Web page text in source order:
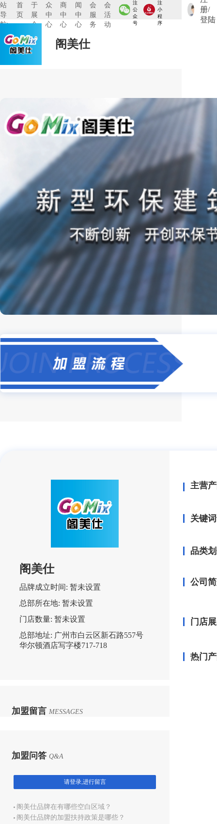
站
导
航:
首
页
于
展
会
众
中
心
商
中
心
闻
中
心
会
服
务
会
活
动
注
公
众
号
注
小
程
序
册/
登陆
阁美仕
阁美仕
品牌成立时间: 暂未设置
总部所在地: 暂未设置
门店数量: 暂未设置
总部地址: 广州市白云区新石路557号
华尔顿酒店写字楼717-718
加盟留言 MESSAGES
加盟问答 Q&A
请登录,进行留言
阁美仕品牌在有哪些空白区域？
阁美仕品牌的加盟扶持政策是哪些？
主营
关键
品类
公司
门店
热门